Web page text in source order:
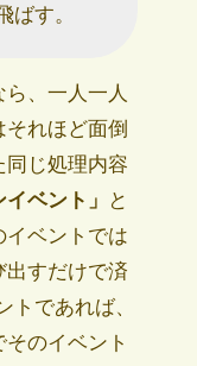
ばす。
、一人一人
れほど面倒
同じ処理内容
イベント」
と
イベントでは
出すだけで済
であれば、
そのイベント